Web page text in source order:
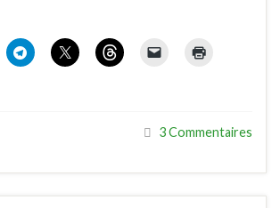
3 Commentaires